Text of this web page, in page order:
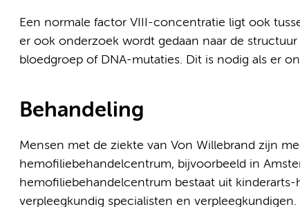
Een normale factor VIII-concentratie ligt ook
er ook onderzoek wordt gedaan naar de
bloedgroep of DNA-mutaties. Dit is nodig als er
Behandeling
Mensen met de ziekte van Von Willebrand zijn
hemofiliebehandelcentrum, bijvoorbeeld in
hemofiliebehandelcentrum bestaat uit
verpleegkundig specialisten en verpleegkundigen.